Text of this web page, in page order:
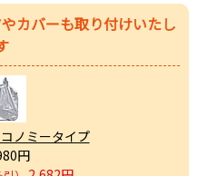
カバーも取り付けいたし
ノミータイプ
円